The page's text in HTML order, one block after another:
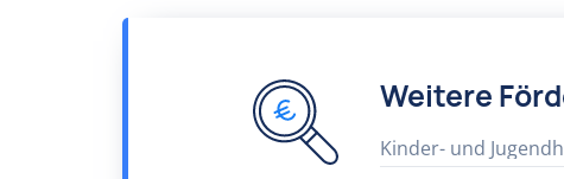
Weitere
Kinder- und